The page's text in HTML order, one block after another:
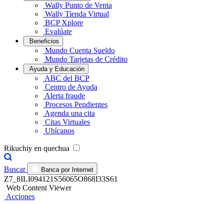
Wally Punto de Venta
Wally Tienda Virtual
BCP Xplore
Evalúate
Beneficios
Mundo Cuenta Sueldo
Mundo Tarjetas de Crédito
Ayuda y Educación
ABC del BCP
Centro de Ayuda
Alerta fraude
Procesos Pendientes
Agenda una cita
Citas Virtuales
Ubícanos
Rikuchiy en quechua
Buscar Banca por Internet
Z7_8ILI094121S56065O868I33S61
Web Content Viewer
Acciones